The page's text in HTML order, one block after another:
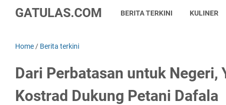
GATULAS.COM BERITA TERKINI KULINER
Home / Berita terkini
Dari Perbatasan untuk Negeri,
Kostrad Dukung Petani Dafala